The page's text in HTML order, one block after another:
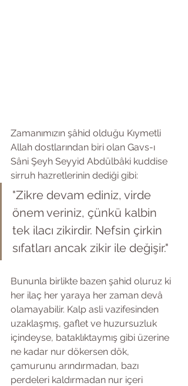
Zamanımızın şâhid olduğu Kıymetli
Allah dostlarından biri olan Gavs-ı
Sâni Şeyh Seyyid Abdülbâki kuddise
sirruh hazretlerinin dediği gibi:
"Zikre devam ediniz, virde
önem veriniz, çünkü kalbin
tek ilacı zikirdir. Nefsin çirkin
sıfatları ancak zikir ile değişir."
Bununla birlikte bazen şahid oluruz ki
her ilaç her yaraya her zaman devâ
olamayabilir. Kalp asli vazifesinden
uzaklaşmış, gaflet ve huzursuzluk
içindeyse, bataklıktaymış gibi üzerine
ne kadar nur dökersen dök,
çamurunu arındırmadan, bazı
perdeleri kaldırmadan nur içeri